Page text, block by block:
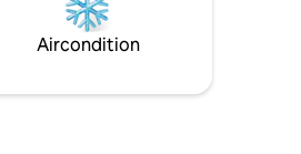
der ikke ligner noget
Aircondition